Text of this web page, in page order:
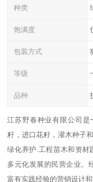
种类
饱满度
包装方式
等级
品种
江苏野春种业有限公司
籽，进口花籽，灌木种子
绿化养护.工程苗木和资材
多元化发展的民营企业。
富有实践经验的营销设计和